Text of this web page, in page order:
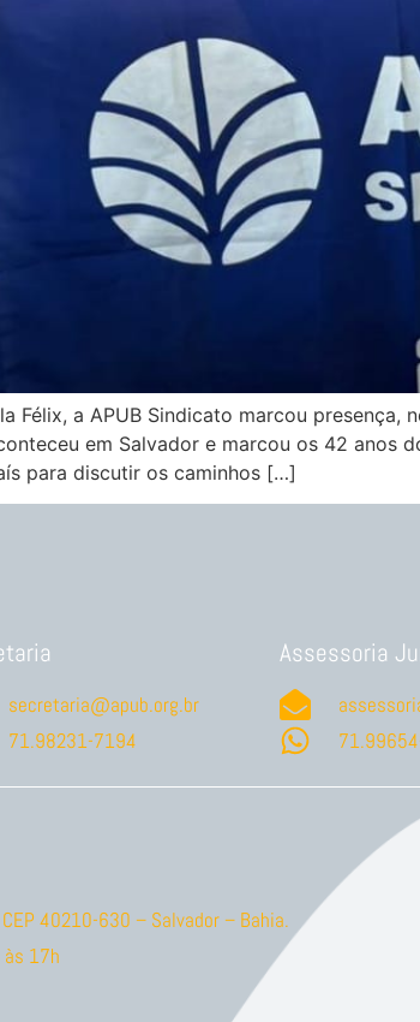
Félix, a APUB Sindicato marcou
em Salvador e marcou os 42 anos
para discutir os caminhos […]
secretaria@apub.org.br
71.98231-7194
Assessoria
40210-630 – Salvador – Bahia.
às 17h